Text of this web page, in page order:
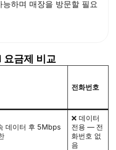
하며 매장을 방문할 필요
요금제 비교
전화번호
데이터 후 5Mbps
❌ 데이터
전용 — 전
화번호 없
음